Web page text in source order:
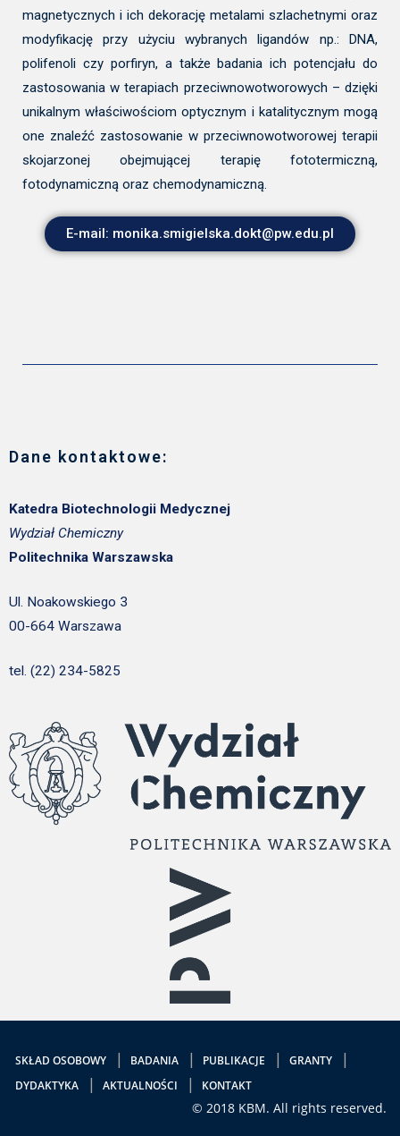
magnetycznych i ich dekorację metalami szlachetnymi oraz
modyfikację przy użyciu wybranych ligandów np.: DNA,
polifenoli czy porfiryn, a także badania ich potencjału do
zastosowania w terapiach przeciwnowotworowych – dzięki
unikalnym właściwościom optycznym i katalitycznym mogą
one znaleźć zastosowanie w przeciwnowotworowej terapii
skojarzonej obejmującej terapię fototermiczną,
fotodynamiczną oraz chemodynamiczną.
E-mail: monika.smigielska.dokt@pw.edu.pl
Dane kontaktowe:
Katedra Biotechnologii Medycznej
Wydział Chemiczny
Politechnika Warszawska
Ul. Noakowskiego 3
00-664 Warszawa
tel. (22) 234-5825
SKŁAD OSOBOWY BADANIA PUBLIKACJE
GRANTY
DYDAKTYKA
AKTUALNOŚCI KONTAKT
© 2018 KBM. All rights reserved.